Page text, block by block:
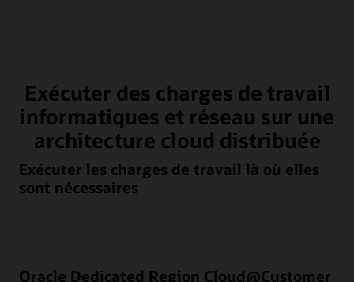
Exécuter des charges de travail
informatiques et réseau sur une
architecture cloud distribuée
Exécuter les charges de travail là où elles
sont nécessaires
Oracle Dedicated Region Cloud@Customer